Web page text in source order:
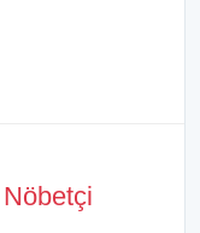
Nöbetçi